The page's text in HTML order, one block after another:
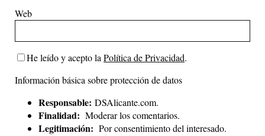
Web
He leído y acepto la Política de Privacidad.
Información básica sobre protección de datos
Responsable: DSAlicante.com.
Finalidad: Moderar los comentarios.
Legitimación: Por consentimiento del interesado.